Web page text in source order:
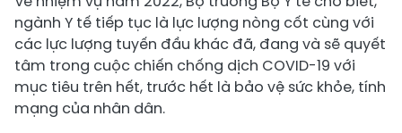
ngành Y tế tiếp tục là lực lượng nòng cốt cùng với
các lực lượng tuyến đầu khác đã, đang và sẽ quyết
tâm trong cuộc chiến chống dịch COVID-19 với
mục tiêu trên hết, trước hết là bảo vệ sức khỏe, tính
mạng của nhân dân.